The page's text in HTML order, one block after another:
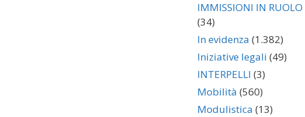
IMMISSIONI IN
(34)
In evidenza (1.382)
Iniziative legali (49)
INTERPELLI (3)
Mobilità (560)
Modulistica (13)